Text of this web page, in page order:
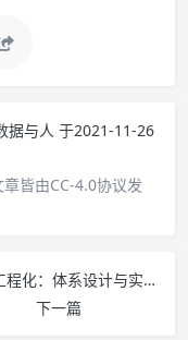
据与人 于2021-11-26
皆由CC-4.0协议发
前端工程化：体系设计与实践 PDF下载
下一篇